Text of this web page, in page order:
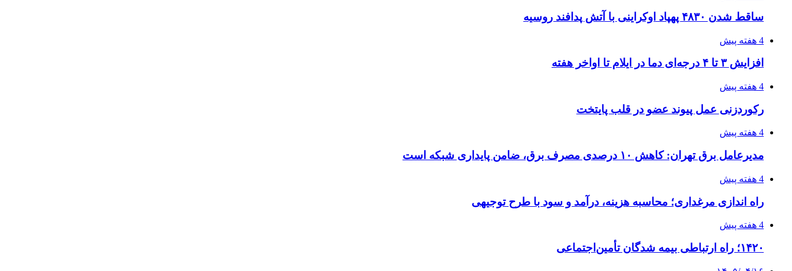
ساقط شدن ۴۸۳۰ پهپاد اوکراینی با آتش پدافند روسیه
4 هفته پیش
افزایش ۳ تا ۴ درجه‌ای دما در ایلام تا اواخر هفته
4 هفته پیش
رکوردزنی عمل پیوند عضو در قلب پایتخت
4 هفته پیش
مدیرعامل برق تهران: کاهش ۱۰ درصدی مصرف برق، ضامن پایداری شبکه است
4 هفته پیش
راه اندازی مرغداری؛ محاسبه هزینه، درآمد و سود با طرح توجیهی
4 هفته پیش
۱۴۲۰؛ راه ارتباطی بیمه شدگان تأمین‌اجتماعی